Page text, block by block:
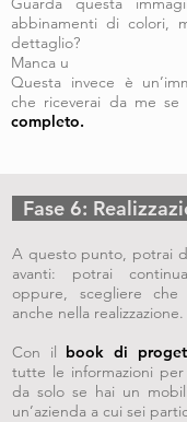
abbinamenti di colori,
dettaglio?
Manca u
Questa invece è
che riceverai da me se
completo.
Fase 6:
A questo punto, potrai
avanti: potrai
oppure, scegliere
anche nella realizzazione.
Con il book di
tutte le informazioni per
da solo se hai un
un’azienda a cui sei